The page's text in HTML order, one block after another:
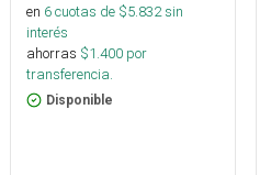
en 6cuotas de $5.832sin
interés
ahorras $1.400 por
transferencia.
Disponible